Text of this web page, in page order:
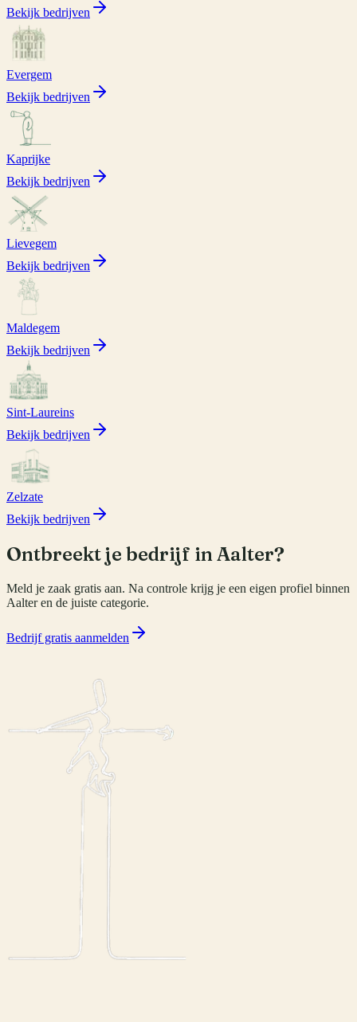
Bekijk bedrijven
Evergem
Bekijk bedrijven
Kaprijke
Bekijk bedrijven
Lievegem
Bekijk bedrijven
Maldegem
Bekijk bedrijven
Sint-Laureins
Bekijk bedrijven
Zelzate
Bekijk bedrijven
Ontbreekt je bedrijf inAalter?
Meld je zaak gratis aan. Na controle krijg je een eigen profiel binnen
Aalteren de juiste categorie.
Bedrijf gratis aanmelden